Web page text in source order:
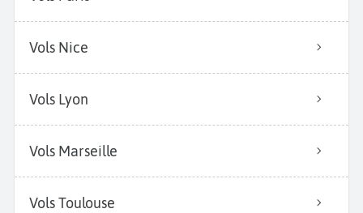
Vols Nice
Vols Lyon
Vols Marseille
Vols Toulouse